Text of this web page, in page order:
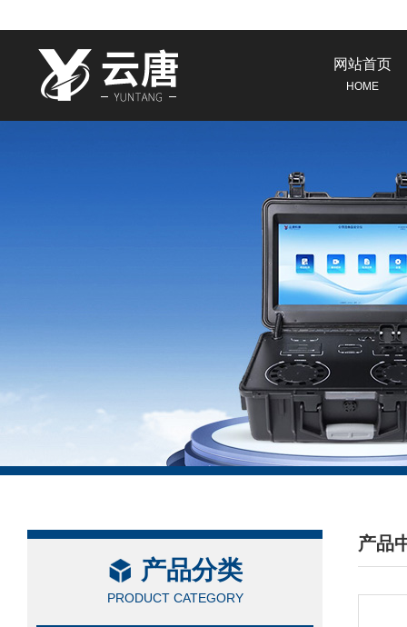
网站首页
HOME
产品分类
PRODUCT CATEGORY
产品
/